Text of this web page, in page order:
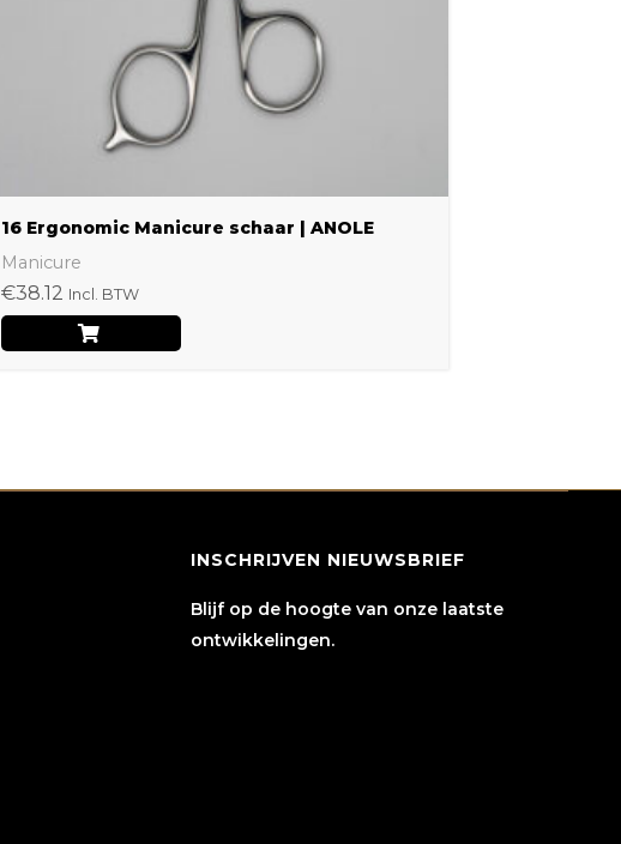
16 Ergonomic Manicure schaar | ANOLE
Manicure
€38.12 Incl. BTW
INSCHRIJVEN NIEUWSBRIEF
Blijf op de hoogte van onze laatste
ontwikkelingen.